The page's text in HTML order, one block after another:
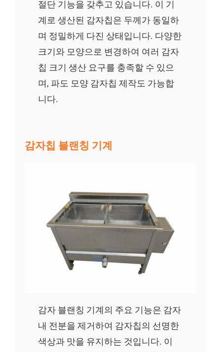
절단 기능을 갖추고 있습니다. 이 기
계로 생산된 감자칩은 두께가 동일하
며 정밀하게 다진 상태입니다. 다양한
크기와 모양으로 변경하여 여러 감자
칩 크기 생산 요구를 충족할 수 있으
며, 파도 모양 감자칩 제작도 가능합
니다.
감자칩 블랜칭 기계
감자 블랜칭 기계의 주요 기능은 감자
내 전분을 제거하여 감자칩의 선명한
색상과 맛을 유지하는 것입니다. 이